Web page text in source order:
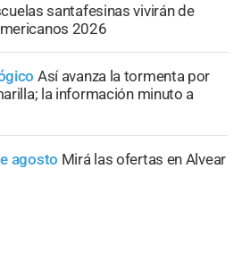
santafesinas vivirán de
2026
Así avanza la tormenta por
la información minuto a
agosto Mirá las ofertas en Alvear